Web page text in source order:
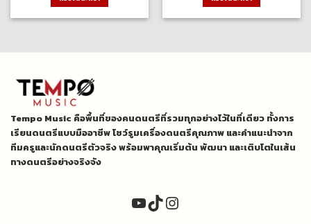
520.00 ฿.
Tempo Music คือพื้นที่ของคนดนตรีที่รวมทุกอย่างไว้ในที่เดียว ทั้งการ
เรียนดนตรีแบบมืออาชีพ โชว์รูมเครื่องดนตรีคุณภาพ และคำแนะนำจาก
ทีมครูและนักดนตรีตัวจริง พร้อมพาคุณเริ่มต้น พัฒนา และเติบโตในเส้น
ทางดนตรีอย่างจริงจัง
YouTube
TikTok
Instagram